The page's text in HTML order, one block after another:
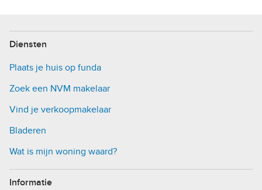
Diensten
Plaats je huis op funda
Zoek een NVM makelaar
Vind je verkoopmakelaar
Bladeren
Wat is mijn woning waard?
Informatie